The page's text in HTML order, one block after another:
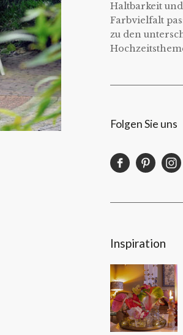
Haltbarkeit
Farbvielfalt
zu den
Folgen Sie uns
Inspiration